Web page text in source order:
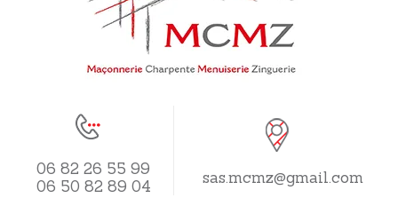
06 82 26 55 99
06 50 82 89 04
sas.mcmz@gmail.com